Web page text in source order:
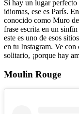
Si hay un lugar perfecto
idiomas, ese es París.
conocido como Muro
frase escrita en un
este es uno de esos
en tu Instagram. Ve con
solitario, ¡porque hay
Moulin Rouge